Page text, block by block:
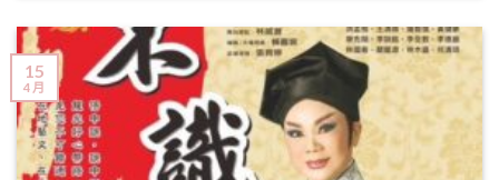
15
4 月